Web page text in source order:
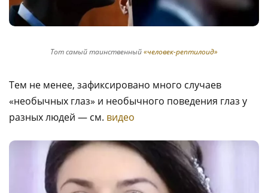
Тот самый таинственный«человек-рептилоид»
Тем не менее, зафиксировано много случаев
«необычных глаз» и необычного поведения глаз у
разных людей — см. видео